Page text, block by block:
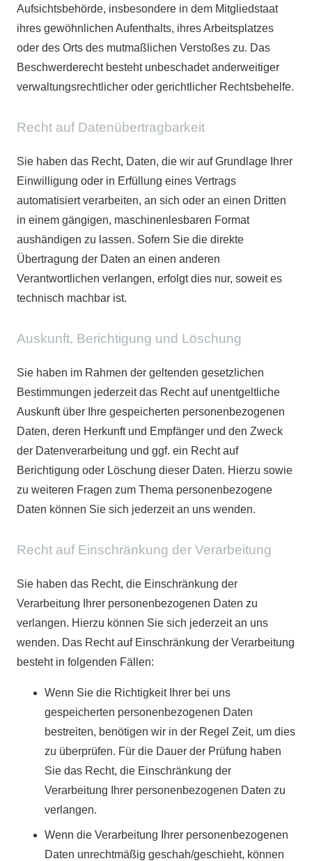
Aufsichtsbehörde, insbesondere in dem Mitgliedstaat
ihres gewöhnlichen Aufenthalts, ihres Arbeitsplatzes
oder des Orts des mutmaßlichen Verstoßes zu. Das
Beschwerderecht besteht unbeschadet anderweitiger
verwaltungsrechtlicher oder gerichtlicher Rechtsbehelfe.
Recht auf Daten­übertrag­barkeit
Sie haben das Recht, Daten, die wir auf Grundlage Ihrer
Einwilligung oder in Erfüllung eines Vertrags
automatisiert verarbeiten, an sich oder an einen Dritten
in einem gängigen, maschinenlesbaren Format
aushändigen zu lassen. Sofern Sie die direkte
Übertragung der Daten an einen anderen
Verantwortlichen verlangen, erfolgt dies nur, soweit es
technisch machbar ist.
Auskunft, Berichtigung und Löschung
Sie haben im Rahmen der geltenden gesetzlichen
Bestimmungen jederzeit das Recht auf unentgeltliche
Auskunft über Ihre gespeicherten personenbezogenen
Daten, deren Herkunft und Empfänger und den Zweck
der Datenverarbeitung und ggf. ein Recht auf
Berichtigung oder Löschung dieser Daten. Hierzu sowie
zu weiteren Fragen zum Thema personenbezogene
Daten können Sie sich jederzeit an uns wenden.
Recht auf Einschränkung der Verarbeitung
Sie haben das Recht, die Einschränkung der
Verarbeitung Ihrer personenbezogenen Daten zu
verlangen. Hierzu können Sie sich jederzeit an uns
wenden. Das Recht auf Einschränkung der Verarbeitung
besteht in folgenden Fällen:
Wenn Sie die Richtigkeit Ihrer bei uns
gespeicherten personenbezogenen Daten
bestreiten, benötigen wir in der Regel Zeit, um dies
zu überprüfen. Für die Dauer der Prüfung haben
Sie das Recht, die Einschränkung der
Verarbeitung Ihrer personenbezogenen Daten zu
verlangen.
Wenn die Verarbeitung Ihrer personenbezogenen
Daten unrechtmäßig geschah/geschieht, können